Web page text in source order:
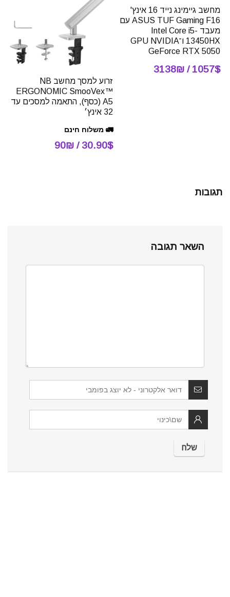
מחשב גיימינג נייד 16 אינץ'
ASUS TUF Gaming F16 עם
מעבד Intel Core i5-
13450HX ו־GPU NVIDIA
GeForce RTX 5050
1057$ / 3138₪
זרוע למסך מחשב NB
ERGONOMIC SmooVex™
A5 (כסף), התאמה למסכים עד
32 אינץ׳
🚛 משלוח חינם
30.90$ / 90₪
תגובות
השאר תגובה